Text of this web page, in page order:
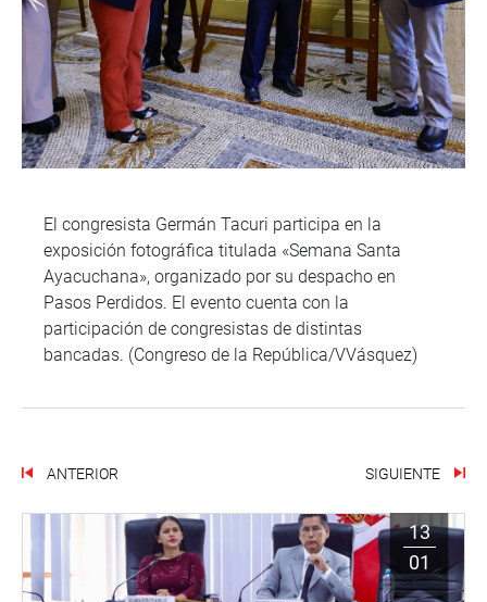
El congresista Germán Tacuri participa en la
exposición fotográfica titulada «Semana Santa
Ayacuchana», organizado por su despacho en
Pasos Perdidos. El evento cuenta con la
participación de congresistas de distintas
bancadas. (Congreso de la República/VVásquez)
ANTERIOR SIGUIENTE
13
01